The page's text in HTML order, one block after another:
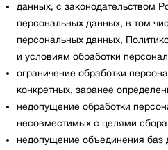
данных, с законодательством
персональных данных, в том
персональных данных,
и условиям обработки
ограничение обработки
конкретных, заранее
недопущение обработки
несовместимых с целями
недопущение объединения